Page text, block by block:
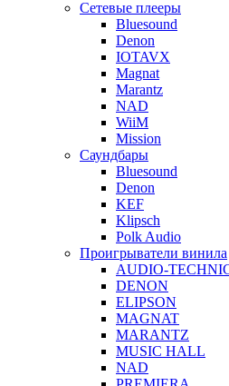
Сетевые плееры
Bluesound
Denon
IOTAVX
Magnat
Marantz
NAD
WiiM
Mission
Саундбары
Bluesound
Denon
KEF
Klipsch
Polk Audio
Проигрыватели винила
AUDIO-
DENON
ELIPSON
MAGNAT
MARANTZ
MUSIC HALL
NAD